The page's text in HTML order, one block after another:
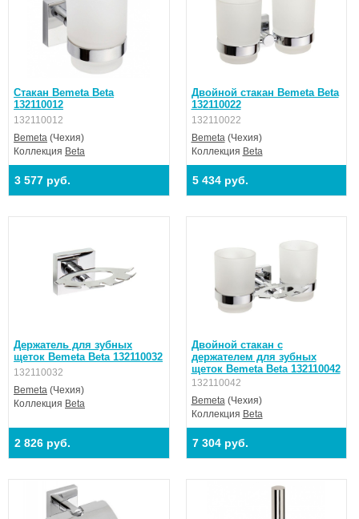
Стакан Bemeta Beta
132110012
132110012
Bemeta (Чехия)
Коллекция Beta
3 577 руб.
Двойной стакан Bemeta Beta
132110022
132110022
Bemeta(Чехия)
Коллекция Beta
5 434 руб.
Держатель для зубных
щеток Bemeta Beta 132110032
132110032
Bemeta (Чехия)
Коллекция Beta
2 826 руб.
Двойной стакан с
держателем для зубных
щеток Bemeta Beta 132110042
132110042
Bemeta(Чехия)
Коллекция Beta
7 304 руб.